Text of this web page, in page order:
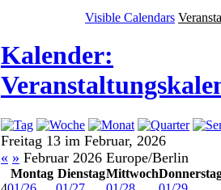
Visible Calendars
Kalender:
Freitag 13 im Februar, 2026
« » Februar 2026 Europe/Berlin
Montag DienstagMittwoch